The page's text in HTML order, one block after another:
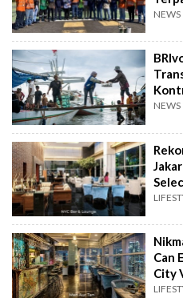
NEWS
NEWS
Can
City